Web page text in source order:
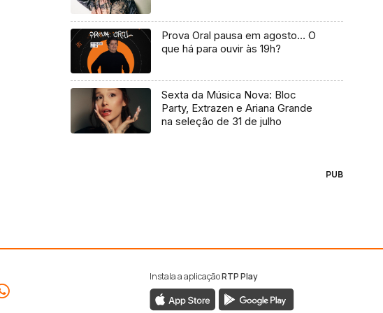
Prova Oral pausa em agosto… O
que há para ouvir às 19h?
Sexta da Música Nova: Bloc
Party, Extrazen e Ariana Grande
na seleção de 31 de julho
PUB
Instala a aplicaçãoRTP Play